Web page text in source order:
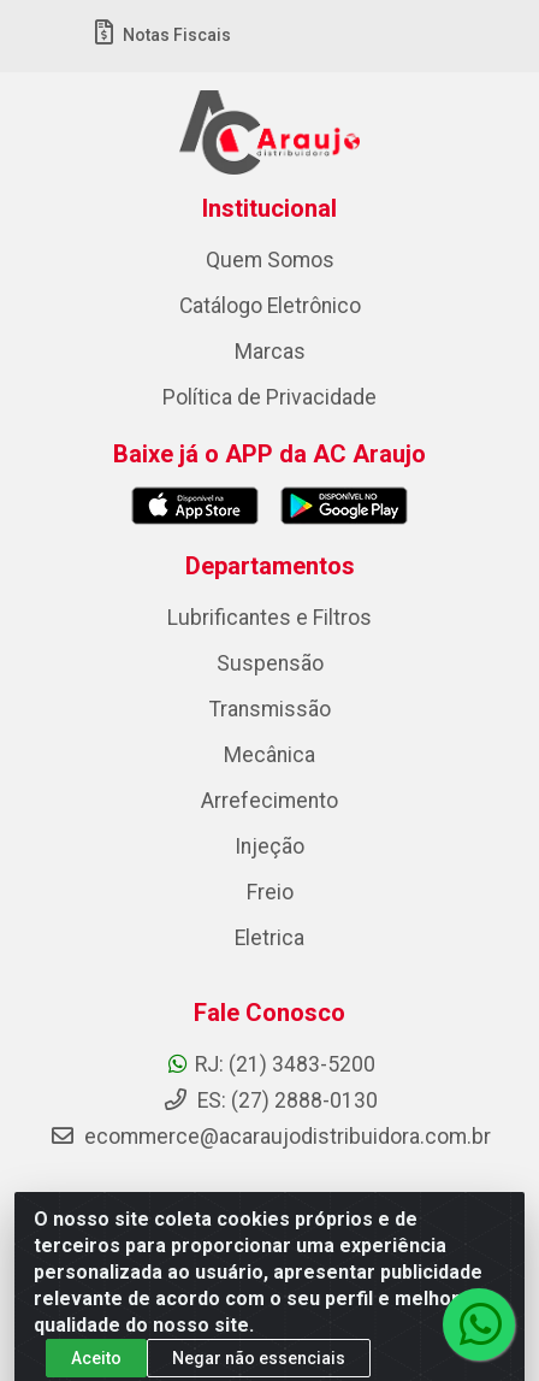
O nosso site coleta cookies próprios e de
terceiros para proporcionar uma experiência
personalizada ao usuário, apresentar publicidade
relevante de acordo com o seu perfil e melhorar a
qualidade do nosso site.
Aceito Negar não essenciais
Notas Fiscais
Institucional
Quem Somos
Catálogo Eletrônico
Marcas
Política de Privacidade
Baixe já o APP da AC Araujo
Departamentos
Lubrificantes e Filtros
Suspensão
Transmissão
Mecânica
Arrefecimento
Injeção
Freio
Eletrica
Fale Conosco
RJ: (21) 3483-5200
ES: (27) 2888-0130
ecommerce@acaraujodistribuidora.com.br
AC Araujo Distribuidora - Rua Carneiro de Campos, 42 -
São Cristóvão, Rio de Janeiro/RJ - CEP 20.920-410 -
CNPJ 08.744.753/0003-85